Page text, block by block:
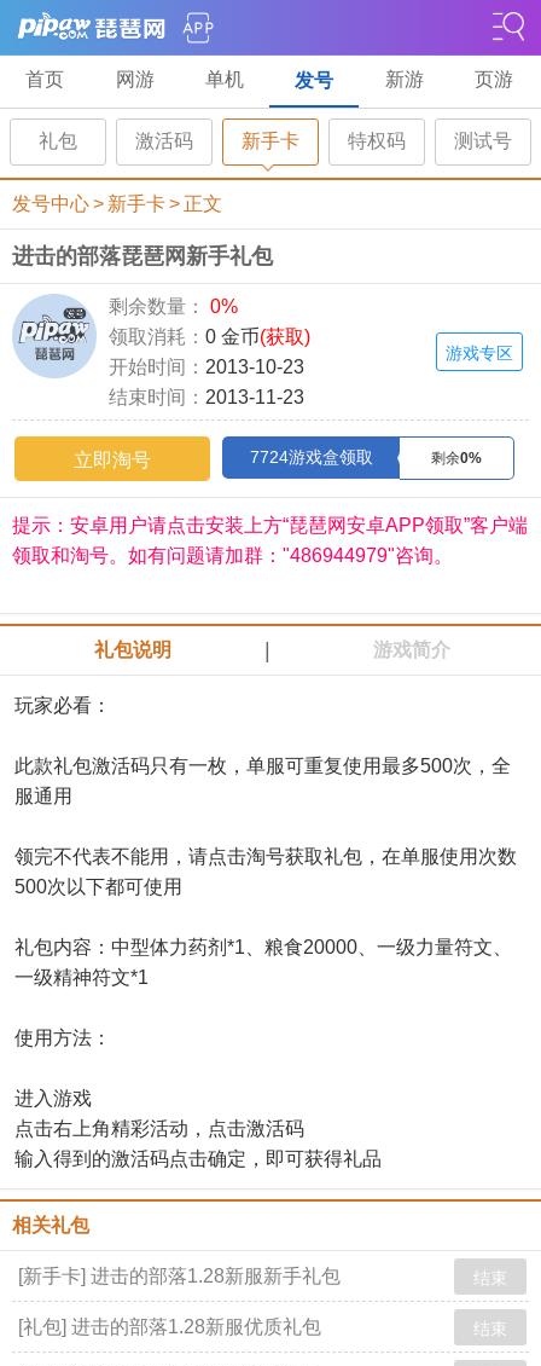
首页 网游 单机 发号 新游 页游
礼包 激活码 新手卡 特权码 测试号
发号中心> 新手卡> 正文
进击的部落琵琶网新手礼包
剩余数量：
0%
领取消耗： 0 金币(获取)
开始时间： 2013-10-23
结束时间： 2013-11-23
游戏专区
立即淘号 7724游戏盒领取 剩余0%
提示：安卓用户请点击安装上方“琵琶网安卓APP领取”客户端
领取和淘号。如有问题请加群："486944979"咨询。
礼包说明 游戏简介
玩家必看：
此款礼包激活码只有一枚，单服可重复使用最多500次，全
服通用
领完不代表不能用，请点击淘号获取礼包，在单服使用次数
500次以下都可使用
礼包内容：中型体力药剂*1、粮食20000、一级力量符文、
一级精神符文*1
使用方法：
进入游戏
点击右上角精彩活动，点击激活码
输入得到的激活码点击确定，即可获得礼品
相关礼包
[新手卡] 进击的部落1.28新服新手礼包 结束
[礼包] 进击的部落1.28新服优质礼包 结束